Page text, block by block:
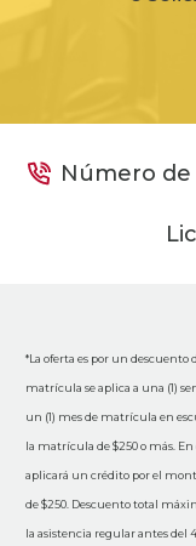
Número
*La oferta es por un descuento
matrícula se aplica a una (1)
un (1) mes de matrícula en
la matrícula de $250 o más.
aplicará un crédito por el
de $250. Descuento total
la asistencia regular antes del